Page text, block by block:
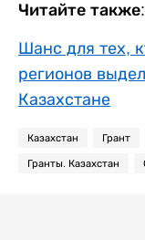
Читайте также:
Шанс для тех,
регионов
Казахстане
Казахстан Грант
Гранты. Казахстан